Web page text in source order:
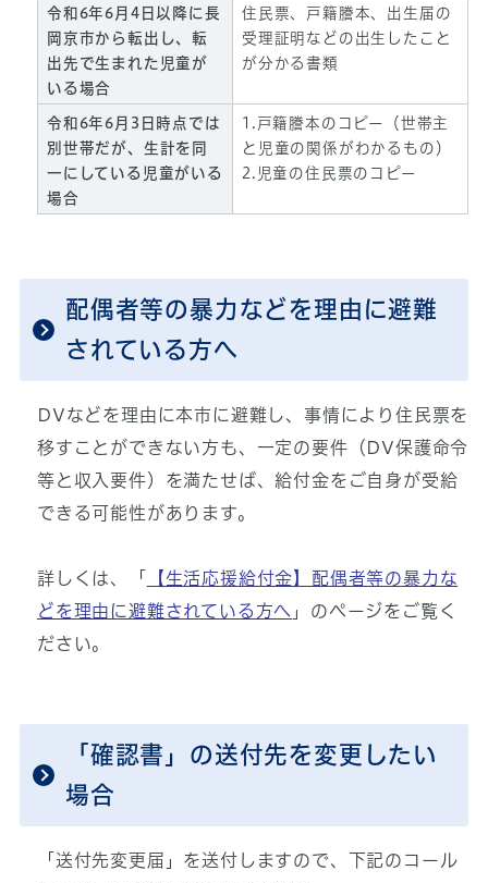
令和6年6月4日以降に長
岡京市から転出し、転
出先で生まれた児童が
いる場合
住民票、戸籍謄本、出生届の
受理証明などの出生したこと
が分かる書類
令和6年6月3日時点では
別世帯だが、生計を同
一にしている児童がいる
場合
1.戸籍謄本のコピー（世帯主
と児童の関係がわかるもの）
2.児童の住民票のコピー
配偶者等の暴力などを理由に避難
されている方へ
DVなどを理由に本市に避難し、事情により住民票を
移すことができない方も、一定の要件（DV保護命令
等と収入要件）を満たせば、給付金をご自身が受給
できる可能性があります。
詳しくは、「
【生活応援給付金】配偶者等の暴力な
どを理由に避難されている方へ 」のページをご覧く
ださい。
「確認書」の送付先を変更したい
場合
「送付先変更届」を送付しますので、下記のコール